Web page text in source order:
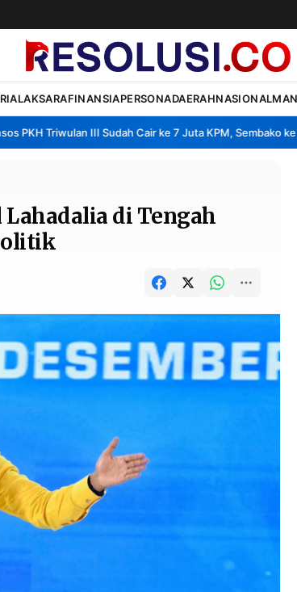
AKSARAFINANSIAPERSONADAERAHNASIONAL
Triwulan III Sudah Cair ke 7 Juta KPM, Sembako ke 12
di Tengah